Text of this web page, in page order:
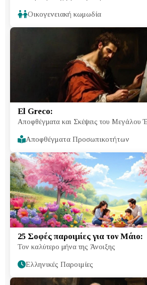
Oικογενειακή κωμωδία
El Greco:
Αποφθέγματα και Σκέψεις του Μεγάλου
Αποφθέγματα Προσωπικοτήτων
25 Σοφές παροιμίες για τον Μάιο:
Τον καλύτερο μήνα της Άνοιξης
Ελληνικές Παροιμίες